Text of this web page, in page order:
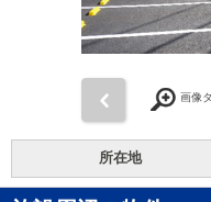
画像
所在地